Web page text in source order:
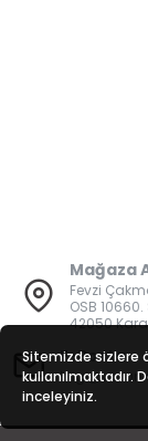
Mağaza
Fevzi
OSB 10660.
42050
E-Posta
Sitemizde sizlere
kullanılmaktadır.
inceleyiniz.